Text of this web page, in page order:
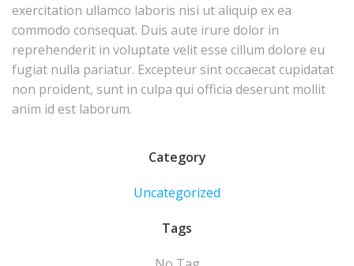
exercitation ullamco laboris nisi ut aliquip ex ea
commodo consequat. Duis aute irure dolor in
reprehenderit in voluptate velit esse cillum dolore eu
fugiat nulla pariatur. Excepteur sint occaecat cupidatat
non proident, sunt in culpa qui officia deserunt mollit
anim id est laborum.
Category
Uncategorized
Tags